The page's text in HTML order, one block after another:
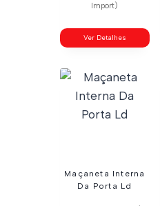
Import)
Ver Detalhes
Maçaneta Interna
Da Porta Ld